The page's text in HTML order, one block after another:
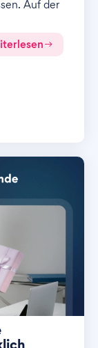
Auf der